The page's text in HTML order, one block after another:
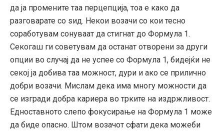
да ја промените таа перцепција, тоа е како да
разговарате со ѕид. Некои возачи со кои тесно
соработувам сонуваат да стигнат до Формула 1.
Секогаш ги советувам да останат отворени за други
опции во случај да не успее со Формула 1, бидејќи не
секој ја добива таа можност, дури и ако се прилично
добри возачи. Мислам дека има многу можности да
се изгради добра кариера во трките на издржливост.
Едноставното слепо фокусирање на Формула 1 може
да биде опасно. Штом возачот сфати дека можеби